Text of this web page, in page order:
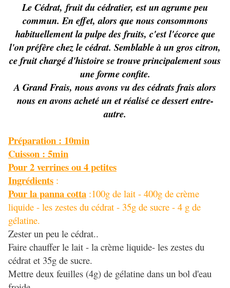
Le Cédrat, fruit du cédratier, est un agrume peu
commun. En effet, alors que nous consommons
habituellement la pulpe des fruits, c'est l'écorce que
l'on préfère chez le cédrat. Semblable à un gros citron,
ce fruit chargé d'histoire se trouve principalement sous
une forme confite.
A Grand Frais, nous avons vu des cédrats frais alors
nous en avons acheté un et réalisé ce dessert entre-
autre.
Préparation : 10min
Cuisson : 5min
Pour 2 verrines ou 4 petites
Ingrédients :
Pour la panna cotta :100g de lait - 400g de crème
liquide - les zestes du cédrat - 35g de sucre - 4 g de
gélatine.
Zester un peu le cédrat..
Faire chauffer le lait - la crème liquide- les zestes du
cédrat et 35g de sucre.
Mettre deux feuilles (4g) de gélatine dans un bol d'eau